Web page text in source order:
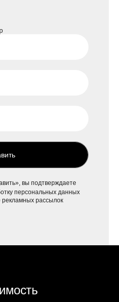
вы подтверждаете
персональных данных
рекламных рассылок